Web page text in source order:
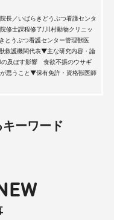
長／いばらきどうぶつ看護センタ
修士課程修了/川村動物クリニッ
とうぶつ看護センター管理獣医
救護機関代表▼主な研究内容・論
の及ぼす影響 食欲不振のウサギ
思うこと▼保有免許・資格獣医師
ーワード